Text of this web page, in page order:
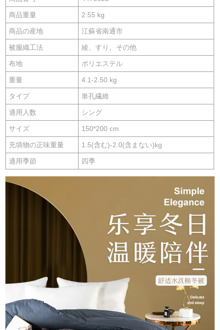
商品重量 2.55 kg
商品の産地 江蘇省南通市
被服織工法 綾、すり、その他
布地 ポリエステル
重量 4.1-2.50 kg
タイプ 単孔繊維
適用人数 シング
サイズ 150*200 cm
充填物の正味重量 1.5(含む)-2.0(含まない)kg
適用季節 四季